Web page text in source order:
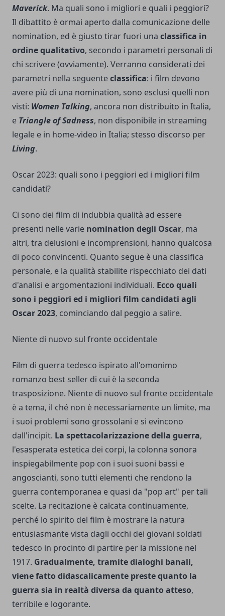
Maverick. Ma quali sono i migliori e quali i peggiori?
Il dibattito è ormai aperto dalla comunicazione delle
nomination, ed è giusto tirar fuori una classifica in
ordine qualitativo, secondo i parametri personali di
chi scrivere (ovviamente). Verranno considerati dei
parametri nella seguenteclassifica: i film devono
avere più di una nomination, sono esclusi quelli non
visti: Women Talking, ancora non distribuito in Italia,
e Triangle of Sadness, non disponibile in streaming
legale e in home-video in Italia; stesso discorso per
Living.
Oscar 2023: quali sono i peggiori ed i migliori film
candidati?
Ci sono dei film di indubbia qualità ad essere
presenti nelle varie nomination degli Oscar, ma
altri, tra delusioni e incomprensioni, hanno qualcosa
di poco convincenti. Quanto segue è una classifica
personale, e la qualità stabilite rispecchiato dei dati
d'analisi e argomentazioni individuali. Ecco quali
sono i peggiori ed i migliori film candidati agli
Oscar 2023, cominciando dal peggio a salire.
Niente di nuovo sul fronte occidentale
Film di guerra tedesco ispirato all'omonimo
romanzo best seller di cui è la seconda
trasposizione. Niente di nuovo sul fronte occidentale
è a tema, il ché non è necessariamente un limite, ma
i suoi problemi sono grossolani e si evincono
dall'incipit. La spettacolarizzazione della guerra,
l'esasperata estetica dei corpi, la colonna sonora
inspiegabilmente pop con i suoi suoni bassi e
angoscianti, sono tutti elementi che rendono la
guerra contemporanea e quasi da "pop art" per tali
scelte. La recitazione è calcata continuamente,
perché lo spirito del film è mostrare la natura
entusiasmante vista dagli occhi dei giovani soldati
tedesco in procinto di partire per la missione nel
1917. Gradualmente, tramite dialoghi banali,
viene fatto didascalicamente preste quanto la
guerra sia in realtà diversa da quanto atteso,
terribile e logorante.